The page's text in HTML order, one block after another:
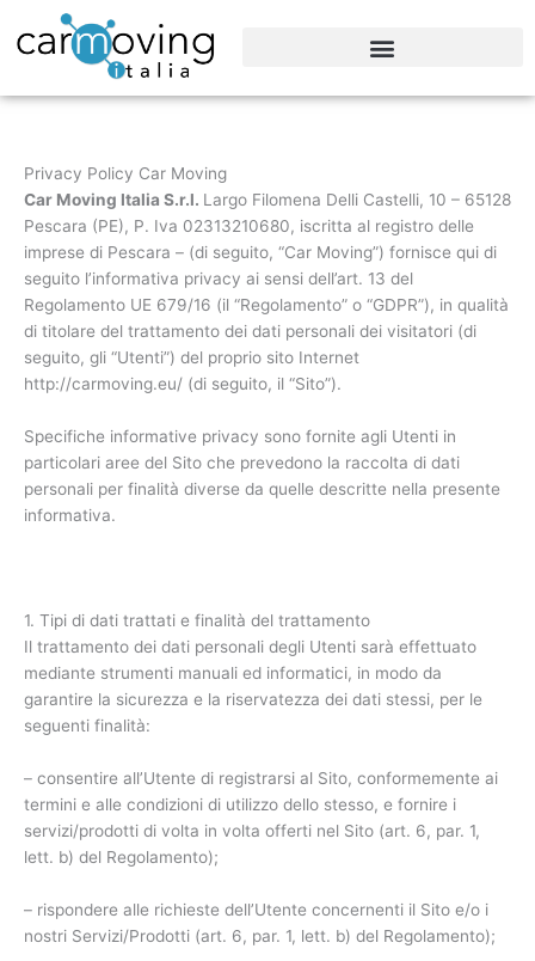
contenuto
Privacy Policy Car Moving
Car Moving Italia S.r.l. Largo Filomena Delli Castelli, 10 – 65128
Pescara (PE), P. Iva 02313210680, iscritta al registro delle
imprese di Pescara – (di seguito, “Car Moving”) fornisce qui di
seguito l’informativa privacy ai sensi dell’art. 13 del
Regolamento UE 679/16 (il “Regolamento” o “GDPR”), in qualità
di titolare del trattamento dei dati personali dei visitatori (di
seguito, gli “Utenti”) del proprio sito Internet
http://carmoving.eu/ (di seguito, il “Sito”).
Specifiche informative privacy sono fornite agli Utenti in
particolari aree del Sito che prevedono la raccolta di dati
personali per finalità diverse da quelle descritte nella presente
informativa.
1. Tipi di dati trattati e finalità del trattamento
Il trattamento dei dati personali degli Utenti sarà effettuato
mediante strumenti manuali ed informatici, in modo da
garantire la sicurezza e la riservatezza dei dati stessi, per le
seguenti finalità:
– consentire all’Utente di registrarsi al Sito, conformemente ai
termini e alle condizioni di utilizzo dello stesso, e fornire i
servizi/prodotti di volta in volta offerti nel Sito (art. 6, par. 1,
lett. b) del Regolamento);
– rispondere alle richieste dell’Utente concernenti il Sito e/o i
nostri Servizi/Prodotti (art. 6, par. 1, lett. b) del Regolamento);